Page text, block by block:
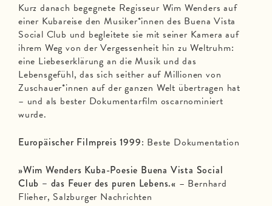
Kurz danach begegnete Regisseur Wim Wenders auf
einer Kubareise den Musiker*innen des Buena Vista
Social Club und begleitete sie mit seiner Kamera auf
ihrem Weg von der Vergessenheit hin zu Weltruhm:
eine Liebeserklärung an die Musik und das
Lebensgefühl, das sich seither auf Millionen von
Zuschauer*innen auf der ganzen Welt übertragen hat
– und als bester Dokumentarfilm oscarnominiert
wurde.
Europäischer Filmpreis 1999: Beste Dokumentation
»Wim Wenders Kuba-Poesie Buena Vista Social
Club – das Feuer des puren Lebens.« – Bernhard
Flieher, Salzburger Nachrichten